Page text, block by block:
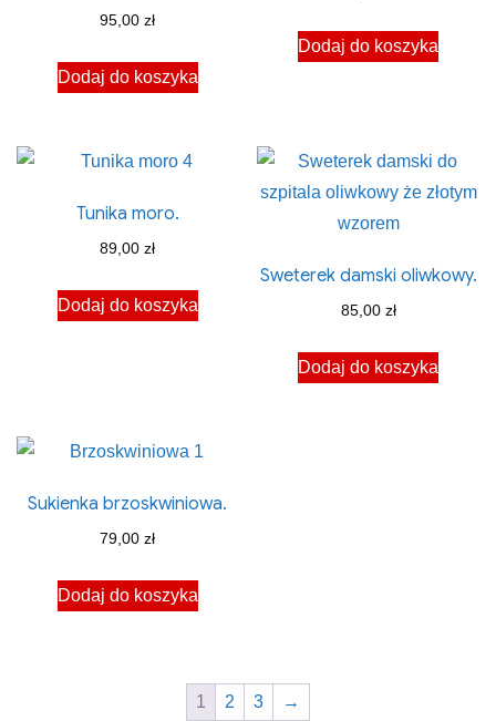
95,00zł
Dodaj do koszyka
Dodaj do koszyka
Tunika moro.
89,00zł
Dodaj do koszyka
Sweterek damski oliwkowy.
85,00 zł
Dodaj do koszyka
Sukienka brzoskwiniowa.
79,00zł
Dodaj do koszyka
1 2 3 →